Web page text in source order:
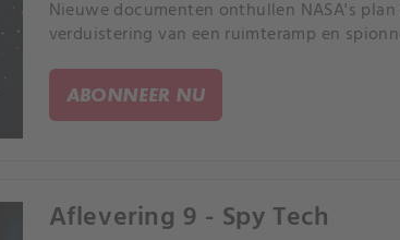
Nieuwe documenten onthullen NASA's
verduistering van een ruimteramp en
ABONNEER NU
Aflevering 9 - Spy Tech